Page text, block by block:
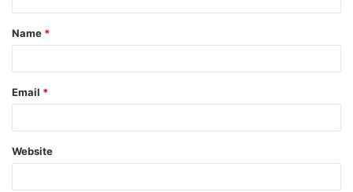
Name *
Email *
Website